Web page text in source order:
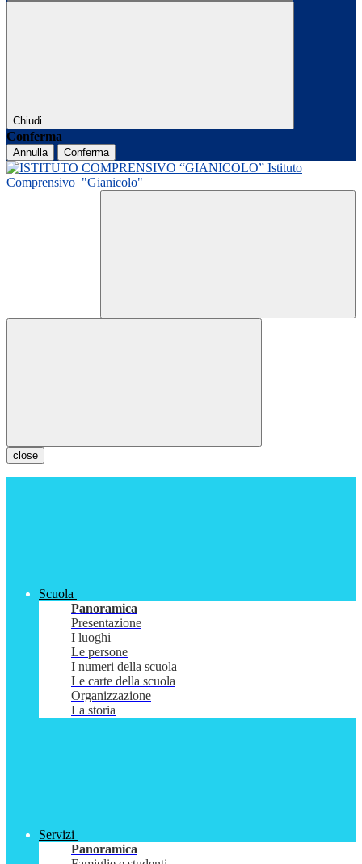
Chiudi
Conferma
Annulla Conferma
Istituto
Comprensivo "Gianicolo"
close
Scuola
Panoramica
Presentazione
I luoghi
Le persone
I numeri della scuola
Le carte della scuola
Organizzazione
La storia
Servizi
Panoramica